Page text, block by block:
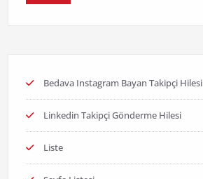
Bedava Instagram Bayan Takipçi Hilesi
Linkedin Takipçi Gönderme Hilesi
Liste